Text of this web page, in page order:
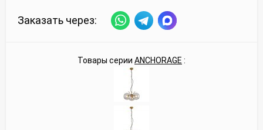
Заказать через:
Товары серии ANCHORAGE :